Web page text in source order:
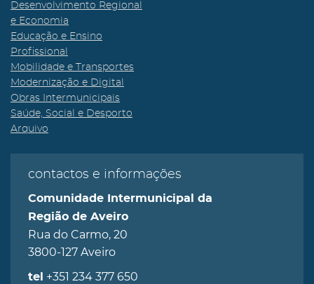
Desenvolvimento Regional
e Economia
Educação e Ensino
Profissional
Mobilidade e Transportes
Modernização e Digital
Obras Intermunicipais
Saúde, Social e Desporto
Arquivo
contactos e informações
Comunidade Intermunicipal da
Região de Aveiro
Rua do Carmo, 20
3800-127 Aveiro
tel +351 234 377 650